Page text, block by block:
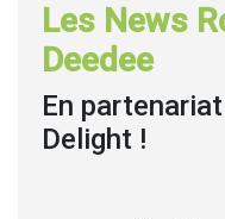
Les News
Deedee
En
Delight !